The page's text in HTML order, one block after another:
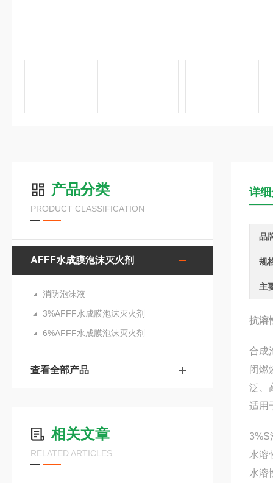
产品分类
PRODUCT CLASSIFICATION
AFFF水成膜泡沫灭火剂
消防泡沫液
3%AFFF水成膜泡沫灭火剂
6%AFFF水成膜泡沫灭火剂
查看全部产品
相关文章
RELATED ARTICLES
详
品
规
主
抗溶
合成
闭燃
泛、
适用
3%S
水溶
水溶